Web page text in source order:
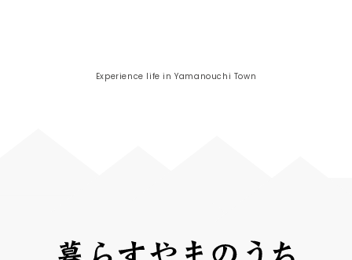
Experience life in Yamanouchi Town